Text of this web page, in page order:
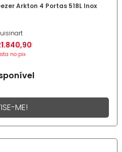
Arkton 4 Portas 518L Inox
.840,90
no pix
ME!